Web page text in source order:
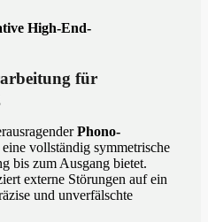
High-End-
für
Phono-
eine vollständig symmetrische
bis zum Ausgang bietet.
externe Störungen auf ein
und unverfälschte